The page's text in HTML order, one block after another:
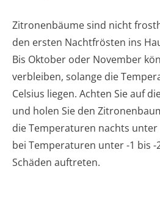
Zitronenbäume sind nicht
den ersten Nachtfrösten ins
Bis Oktober oder November
verbleiben, solange die
Celsius liegen. Achten Sie auf
und holen Sie den
die Temperaturen nachts unter
bei Temperaturen unter -1 bis -
Schäden auftreten.